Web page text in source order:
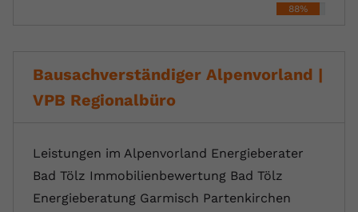
88%
Bausachverständiger Alpenvorland |
VPB Regionalbüro
Leistungen im Alpenvorland Energieberater
Bad Tölz Immobilienbewertung Bad Tölz
Energieberatung Garmisch Partenkirchen